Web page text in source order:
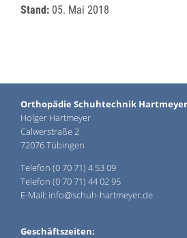
Stand: 05. Mai 2018
Orthopädie Schuhtechnik Hartmeyer
Holger Hartmeyer
Calwerstraße 2
72076 Tübingen
Telefon (0 70 71) 4 53 09
Telefon (0 70 71) 44 02 95
E-Mail: info@schuh-hartmeyer.de
Geschäftszeiten: